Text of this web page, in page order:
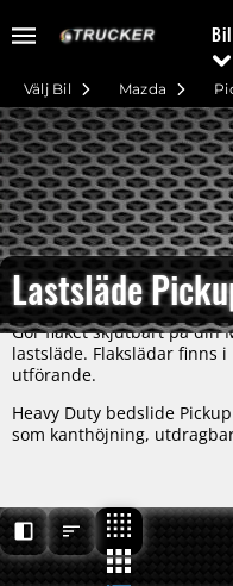
Bil
Mazda
Välj Bil
Lastsläde
Gör flaket skjutbart på din
lastsläde. Flakslädar finns
utförande.
Heavy Duty bedslide
som kanthöjning,